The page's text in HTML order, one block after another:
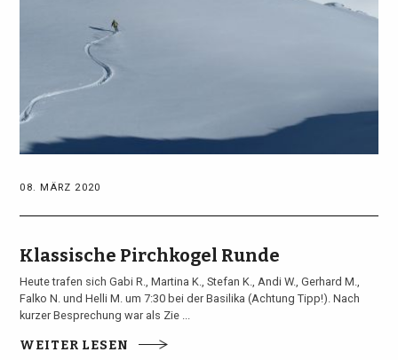
08. MÄRZ 2020
Klassische Pirchkogel Runde
Heute trafen sich Gabi R., Martina K., Stefan K., Andi W., Gerhard M.,
Falko N. und Helli M. um 7:30 bei der Basilika (Achtung Tipp!). Nach
kurzer Besprechung war als Zie ...
WEITER LESEN